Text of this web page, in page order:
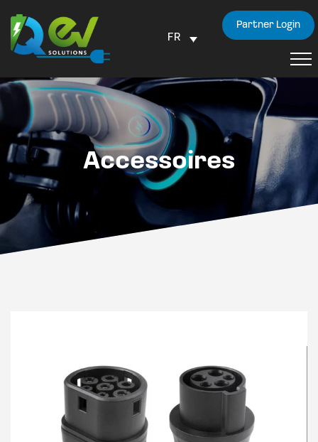
FR
Partner Login
Accessoires